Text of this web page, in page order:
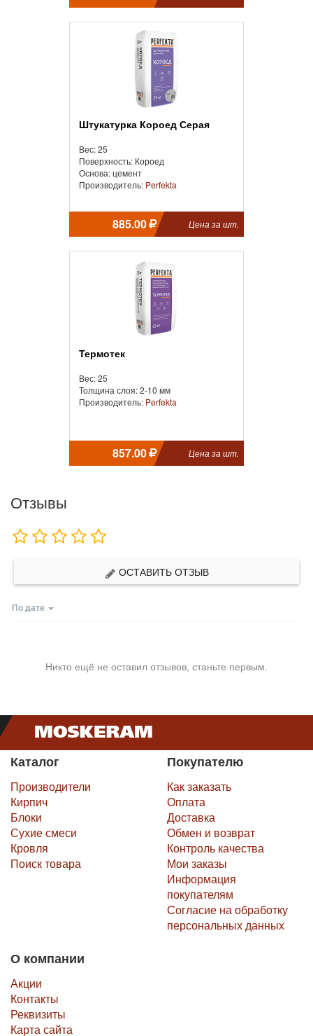
Штукатурка Короед Серая
Вес: 25
Поверхность: Короед
Основа: цемент
Производитель: Perfekta
885.00 Цена за шт.
Термотек
Вес: 25
Толщина слоя: 2-10 мм
Производитель: Perfekta
857.00 Цена за шт.
Отзывы
ОСТАВИТЬ ОТЗЫВ
По дате
Никто ещё не оставил отзывов, станьте первым.
Каталог
Производители
Кирпич
Блоки
Сухие смеси
Кровля
Поиск товара
Покупателю
Как заказать
Оплата
Доставка
Обмен и возврат
Контроль качества
Мои заказы
Информация
покупателям
Согласие на обработку
персональных данных
О компании
Акции
Контакты
Реквизиты
Карта сайта